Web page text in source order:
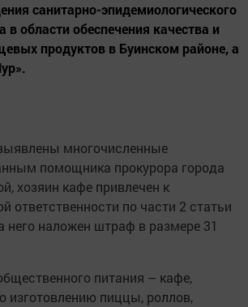
санитарно-эпидемиологического
в области обеспечения качества и
продуктов в Буинском районе, а
многочисленные
помощника прокурора города
хозяин кафе привлечен к
ответственности по части 2 статьи
наложен штраф в размере 31
питания – кафе,
изготовлению пиццы, роллов,